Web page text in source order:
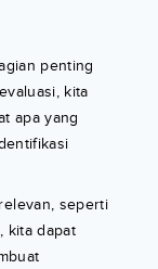
penting
kita
apa yang
seperti
kita dapat